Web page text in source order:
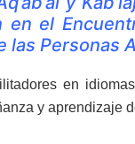
en el
las Personas
en
y aprendizaje